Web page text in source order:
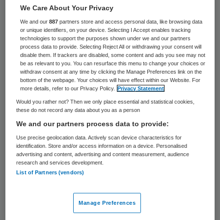
Het Vlietland Ziekenhuis in Schiedam heeft
donderdag zo’n dertig operaties geschrapt
vanwege een olielekkage in een ruimte
boven operatiekamers. Het ziekenhuis kon
spoedingrepen nog wel uitvoeren in twee
operatiekamers in een ander deel van het
ziekenhuis.
Geen gevaar
De lekkage ontstond op de vijfde etage
doordat meetapparatuur het liet afweten
tanks met dieselolieoverliepen. De
We Care About Your Privacy
We and our887 partners store and access personal data, like browsing data
or unique identifiers, on your device. Selecting I Accept enables tracking
technologies to support the purposes shown under we and our partners
process data to provide. Selecting Reject All or withdrawing your consent will
disable them. If trackers are disabled, some content and ads you see may not
be as relevant to you. You can resurface this menu to change your choices or
withdraw consent at any time by clicking the Manage Preferences link on the
bottom of the webpage. Your choices will have effect within our Website. For
more details, refer to our Privacy Policy.
Privacy Statement
Would you rather not? Then we only place essential and statistical cookies,
these do not record any data about you as a person
We and our partners process data to provide:
Use precise geolocation data. Actively scan device characteristics for
identification. Store and/or access information on a device. Personalised
advertising and content, advertising and content measurement, audience
research and services development.
List of Partners (vendors)
Manage Preferences